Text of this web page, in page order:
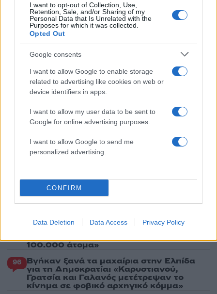
I want to opt-out of Collection, Use,
Retention, Sale, and/or Sharing of my
Personal Data that Is Unrelated with the
Purposes for which it was collected.
Opted Out
Google consents
I want to allow Google to enable storage
related to advertising like cookies on web or
device identifiers in apps.
I want to allow my user data to be sent to
Google for online advertising purposes.
I want to allow Google to send me
personalized advertising.
CONFIRM
Data Deletion Data Access Privacy Policy
Με 40άρια κορυφώνεται το κύμα ζέστης -
Ποιες περιοχές βρίσκονται στο επίκεντρο
και μέχρι πότε θα κρατήσουν τα μελτέμια
«Ψήνονται» στα 40άρια δυτική και βόρεια
Ελλάδα – Ενισχυμένα μελτέμια έως 8
μποφόρ στο Αιγαίο μέχρι
Δεκαπενταύγουστο
Ο Γιώργος Κούτσιας έκανε ντεμπούτο με
γκολ για τη Φαμαλικάο στην Πορτογαλία
Ίση με 6 βόμβες Χιροσίμα η ενέργεια που
απελευθερώθηκε από τη mega fire σε
Αττική και Βοιωτία - Πώς κάηκε μέσα σε 2
Η FIFA απάντησε στις καταγγελίες για την
ερωμένη του Ινφαντίνο: «Κατηγορηματικά
Πιο σχολιασμένα
Marfin: Η 46χρονη πήρε προθεσμία για
να απολογηθεί την Τρίτη – «Είναι αθώα,
100.000 άτομα»
96 Βγήκαν ξανά τα μαχαίρια στην Ελπίδα
για τη Δημοκρατία: «Καρυστιανού,
Γρατσία και Γαλανός μετέτρεψαν το
κίνημα σε φοβικό αρχηγικό κόμμα»